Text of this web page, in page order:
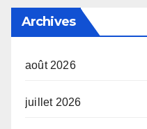
Archives
août 2026
juillet 2026